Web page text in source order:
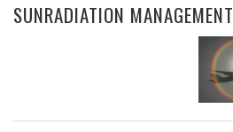
SUNRADIATION MANAGEMENT